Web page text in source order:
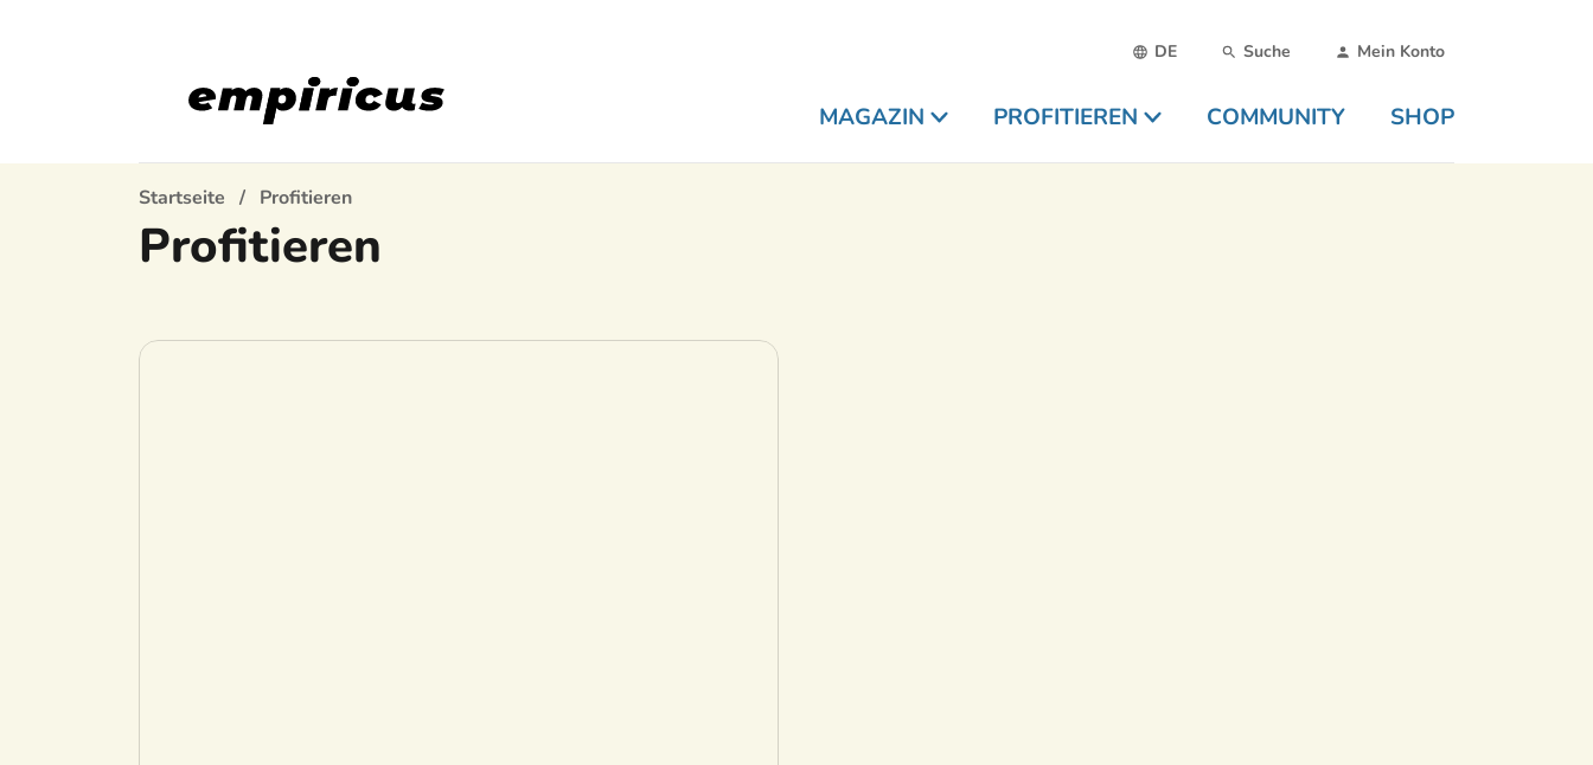
DE Suche Mein Konto
MAGAZIN PROFITIEREN COMMUNITY SHOP
Startseite Profitieren
Profitieren